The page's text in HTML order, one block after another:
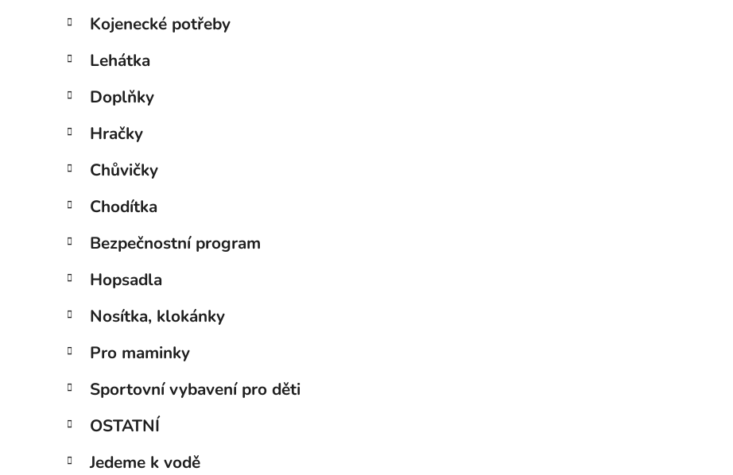
Kojenecké potřeby
Lehátka
Doplňky
Hračky
Chůvičky
Chodítka
Bezpečnostní program
Hopsadla
Nosítka, klokánky
Pro maminky
Sportovní vybavení pro děti
OSTATNÍ
Jedeme k vodě